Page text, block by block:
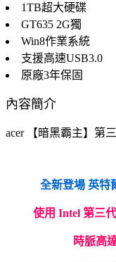
1TB超大硬碟
GT635 2G獨
Win8作業系統
支援高速USB3.0
原廠3年保固
內容簡介
acer 【暗黑霸主】第
全新登場 英特
使用 Intel 第三
時脈高